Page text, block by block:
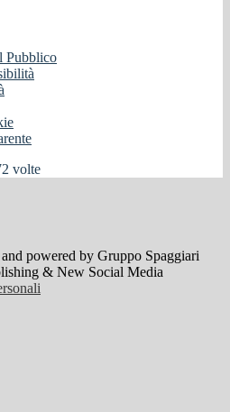
Pubblico
volte
powered by Gruppo Spaggiari
& New Social Media